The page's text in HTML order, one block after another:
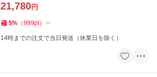
21,780円
5% （999pt）
14時までの注文で当日発送（休業日を除く）